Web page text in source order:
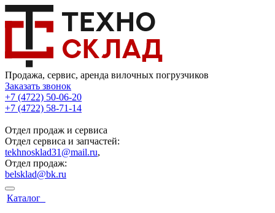
Продажа, сервис, аренда вилочных погрузчиков
Заказать звонок
+7 (4722) 50-06-20
+7 (4722) 58-71-14
Отдел продаж и сервиса
Отдел сервиса и запчастей:
tekhnosklad31@mail.ru,
Отдел продаж:
belsklad@bk.ru
Каталог